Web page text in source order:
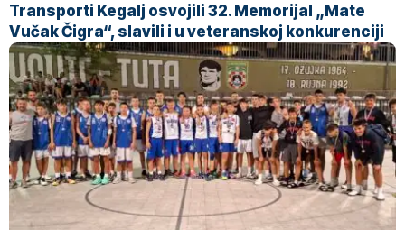
Transporti Kegalj osvojili 32. Memorijal „Mate
Vučak Čigra“, slavili i u veteranskoj konkurenciji